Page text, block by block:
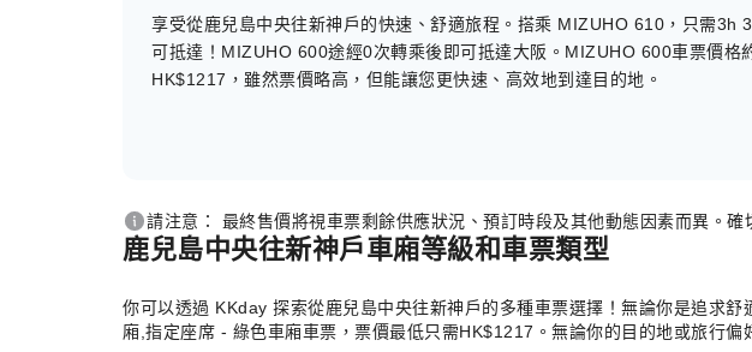
享受從鹿兒島中央往新神戶的快速、舒適旅程。搭乘 MIZUHO 610，只需3h
可抵達！MIZUHO 600途經0次轉乘後即可抵達大阪。MIZUHO 600車票價格
HK$1217，雖然票價略高，但能讓您更快速、高效地到達目的地。
請注意： 最終售價將視車票剩餘供應狀況、預訂時段及其他動態因素而異。確
鹿兒島中央往新神戶車廂等級和車票類型
你可以透過 KKday 探索從鹿兒島中央往新神戶的多種車票選擇！無論你是追求
廂,指定座席 - 綠色車廂車票，票價最低只需HK$1217。無論你的目的地或旅行偏